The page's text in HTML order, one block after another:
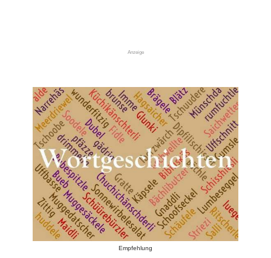
Anzeige
Empfehlung